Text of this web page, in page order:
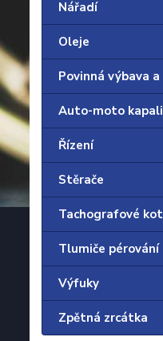
Nářadí
Oleje
Povinná výbava
Auto-moto
Řízení
Stěrače
Tachografové
Tlumiče pérování
Výfuky
Zpětná zrcátka